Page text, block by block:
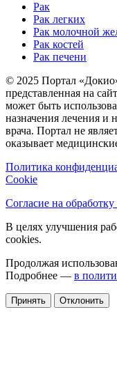
Рак
Рак легких
Рак молочной
Рак костей
Рак печени
© 2025 Портал
представленная на
может быть
назначения лечения и
врача. Портал не
оказывает
Политика
Cookie
Согласие на
В целях улучшения
cookies.
Продолжая
Подробнее — в
Принять Отклонить